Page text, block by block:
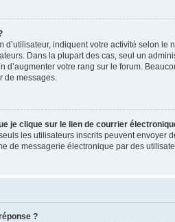
d’utilisateur, indiquent votre activité selon
Dans la plupart des cas, seul un
d’augmenter votre rang sur le forum.
de messages.
je clique sur le lien de courrier
les utilisateurs inscrits peuvent
de messagerie électronique par des
?